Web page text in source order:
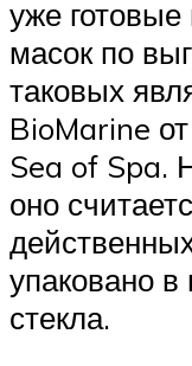
уже
масок по
таковых
BioMarine
Sea of Spa.
оно
упаковано
стекла.